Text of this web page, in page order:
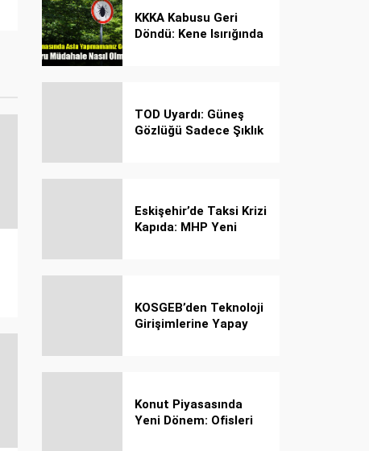
KKKA Kabusu Geri
Döndü: Kene Isırığında
TOD Uyardı: Güneş
Gözlüğü Sadece Şıklık
Eskişehir’de Taksi Krizi
Kapıda: MHP Yeni
KOSGEB’den Teknoloji
Girişimlerine Yapay
Konut Piyasasında
Yeni Dönem: Ofisleri